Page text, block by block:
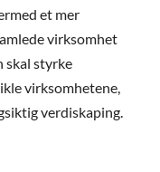
et mer
virksomhet
skal styrke
virksomhetene,
verdiskaping.